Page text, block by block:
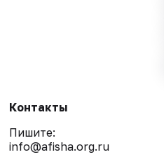
Контакты
Пишите:
info@afisha.org.ru